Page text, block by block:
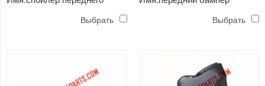
Выбрать Выбрать